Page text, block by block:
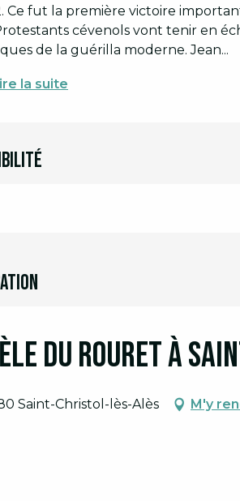
Ce fut la première victoire
cévenols vont tenir en
de la guérilla moderne. Jean...
la suite
du Rouret à
Saint-Christol-lès-Alès M'y